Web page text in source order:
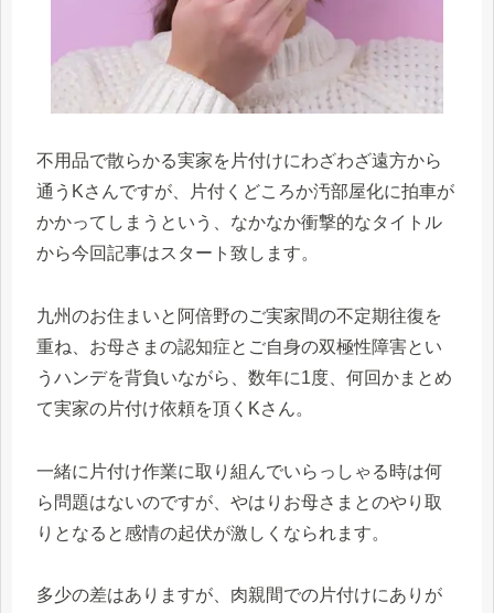
不用品で散らかる実家を片付けにわざわざ遠方から
通うKさんですが、片付くどころか汚部屋化に拍車が
かかってしまうという、なかなか衝撃的なタイトル
から今回記事はスタート致します。
九州のお住まいと阿倍野のご実家間の不定期往復を
重ね、お母さまの認知症とご自身の双極性障害とい
うハンデを背負いながら、数年に1度、何回かまとめ
て実家の片付け依頼を頂くKさん。
一緒に片付け作業に取り組んでいらっしゃる時は何
ら問題はないのですが、やはりお母さまとのやり取
りとなると感情の起伏が激しくなられます。
多少の差はありますが、肉親間での片付けにありが